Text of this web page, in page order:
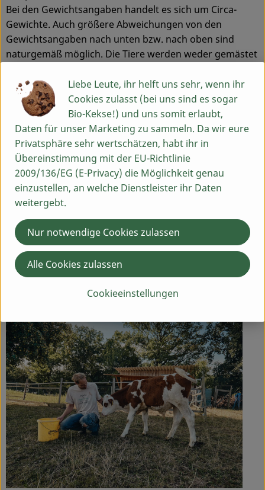
Bei den Gewichtsangaben handelt es sich um Circa-
Gewichte. Auch größere Abweichungen von den
Gewichtsangaben nach unten bzw. nach oben sind
naturgemäß möglich. Die Tiere werden weder gemästet
Gewichtsschwankungen zu Stande, die im Vorfeld nicht
absehbar sind.
Bitte lagern Sie das Fleisch immer bei einer Temperatur
von 0-4°C. Das angegebene Haltbarkeitsdatum gilt nur
bei Einhaltung dieser Temperaturen.
Produktinformationen
Herkunft
Hersteller: Biolandhof Fetz
Liebe Leute, ihr helft uns sehr, wenn ihr
Cookies zulasst (bei uns sind es sogar
Bio-Kekse!) und uns somit erlaubt,
Daten für unser Marketing zu sammeln. Da wir eure
Privatsphäre sehr wertschätzen, habt ihr in
Übereinstimmung mit der EU-Richtlinie
2009/136/EG (E-Privacy) die Möglichkeit genau
einzustellen, an welche Dienstleister ihr Daten
weitergebt.
Cookieeinstellungen
Nur notwendige Cookies zulassen
Alle Cookies zulassen